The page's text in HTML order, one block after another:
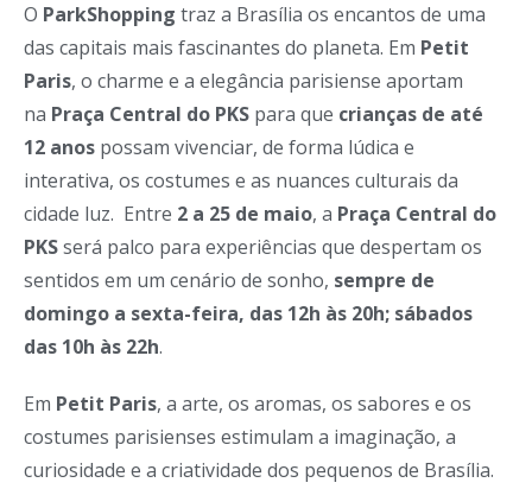
O ParkShopping traz a Brasília os encantos de uma
das capitais mais fascinantes do planeta. Em Petit
Paris, o charme e a elegância parisiense aportam
na Praça Central do PKS para que crianças de até
12 anos possam vivenciar, de forma lúdica e
interativa, os costumes e as nuances culturais da
cidade luz. Entre 2 a 25 de maio, a Praça Central do
PKSserá palco para experiências que despertam os
sentidos em um cenário de sonho, sempre de
domingo a sexta-feira, das 12h às 20h; sábados
das 10h às 22h.
Em Petit Paris, a arte, os aromas, os sabores e os
costumes parisienses estimulam a imaginação, a
curiosidade e a criatividade dos pequenos de Brasília.